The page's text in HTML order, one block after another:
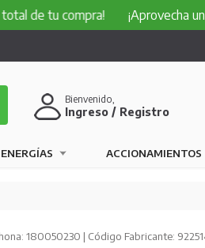
compra! ¡Aprovecha un10%
Bienvenido,
Ingreso / Registro
ACCIONAMIENTOS
180050230 | Código Fabricante: